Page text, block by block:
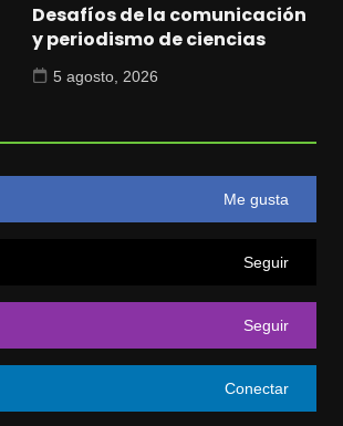
Desafíos de la comunicación
y periodismo de ciencias
5 agosto, 2026
Me gusta
Seguir
Seguir
Conectar